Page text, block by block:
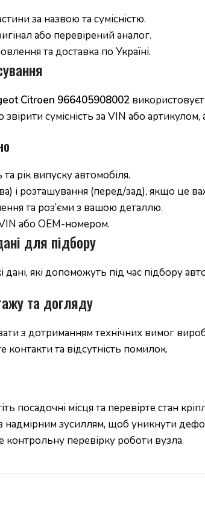
за назвою та сумісністю.
або перевірений аналог.
та доставка по Україні.
Citroen 966405908002
сумісність за VIN або
рік випуску автомобіля.
і розташування (перед/зад), якщо це
та роз’єми з вашою деталлю.
або OEM-номером.
для підбору
які допоможуть під час підбору
та догляду
з дотриманням технічних вимог
та відсутність помилок.
посадочні місця та перевірте стан
надмірним зусиллям, щоб уникнути
контрольну перевірку роботи вузла.